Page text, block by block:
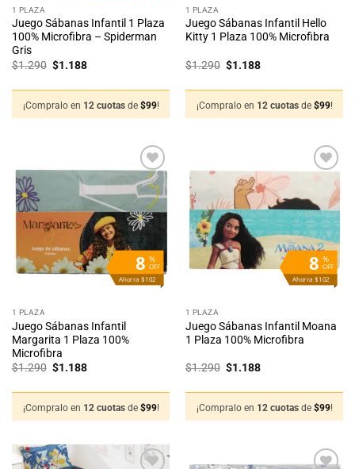
1 PLAZA
Juego Sábanas Infantil 1 Plaza
100% Microfibra – Spiderman
Gris
$1.290 El
$1.290.
$1.188El
$1.188.
¡Compralo en 12 cuotas de $99!
1 PLAZA
Juego Sábanas Infantil Hello
Kitty 1 Plaza 100% Microfibra
$1.290 El
$1.290.
$1.188El
$1.188.
¡Compralo en 12 cuotas de $99!
%
OFF
8
Ahorra $102
Añadir
a la
lista
de
deseos
1 PLAZA
Juego Sábanas Infantil
Margarita 1 Plaza 100%
Microfibra
$1.290 El
$1.290.
$1.188El
$1.188.
¡Compralo en 12 cuotas de $99!
%
OFF
8
Ahorra $102
Añadir
lista
de
deseos
1 PLAZA
Juego Sábanas Infantil Moana
1 Plaza 100% Microfibra
$1.290 El
$1.290.
$1.188El
$1.188.
¡Compralo en 12 cuotas de $99!